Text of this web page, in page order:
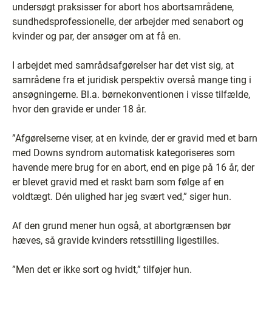
undersøgt praksisser for abort hos abortsamrådene,
sundhedsprofessionelle, der arbejder med senabort og
kvinder og par, der ansøger om at få en.
I arbejdet med samrådsafgørelser har det vist sig, at
samrådene fra et juridisk perspektiv overså mange ting i
ansøgningerne. Bl.a. børnekonventionen i visse tilfælde,
hvor den gravide er under 18 år.
”Afgørelserne viser, at en kvinde, der er gravid med et barn
med Downs syndrom automatisk kategoriseres som
havende mere brug for en abort, end en pige på 16 år, der
er blevet gravid med et raskt barn som følge af en
voldtægt. Dén ulighed har jeg svært ved,” siger hun.
Af den grund mener hun også, at abortgrænsen bør
hæves, så gravide kvinders retsstilling ligestilles.
”Men det er ikke sort og hvidt,” tilføjer hun.